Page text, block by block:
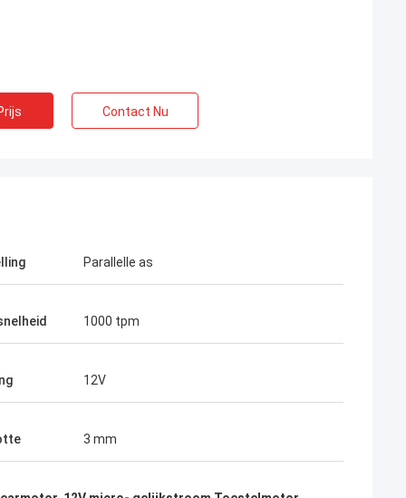
Contact Nu
Parallelle as
1000 tpm
12V
3 mm